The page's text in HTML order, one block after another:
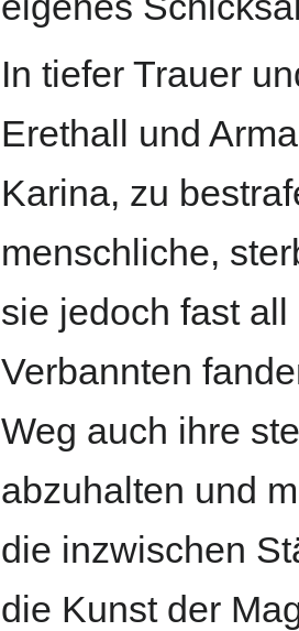
In tiefer Trauer
Erethall und
Karina, zu
menschliche,
sie jedoch fast
Verbannten
Weg auch ihre
abzuhalten und
die inzwischen
die Kunst der